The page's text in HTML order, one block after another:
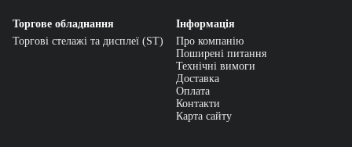
Торгове обладнання
Торгові стелажі та дисплеї (ST)
Інформація
Про компанію
Поширені питання
Технічні вимоги
Доставка
Оплата
Контакти
Карта сайту